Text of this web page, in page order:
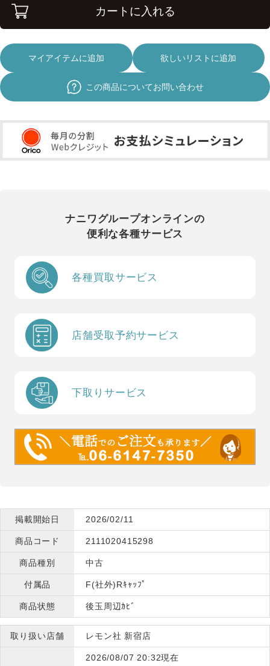
カートに入れる
マイアイテムに追加 欲しいリストに追加
この商品についてお問い合わせ
ナニワグループオンラインの
便利な各種サービス
各種買取サービス
店舗受取予約サービス
下取りサービス
掲載開始日 2026/02/11
商品コード 2111020415298
商品種別 中古
付属品 F(社外)Rｷｬｯﾌﾟ
商品状態 後玉周辺ｶﾋﾞ
取り扱い店舗 レモン社 新宿店
2026/08/07 20:32現在